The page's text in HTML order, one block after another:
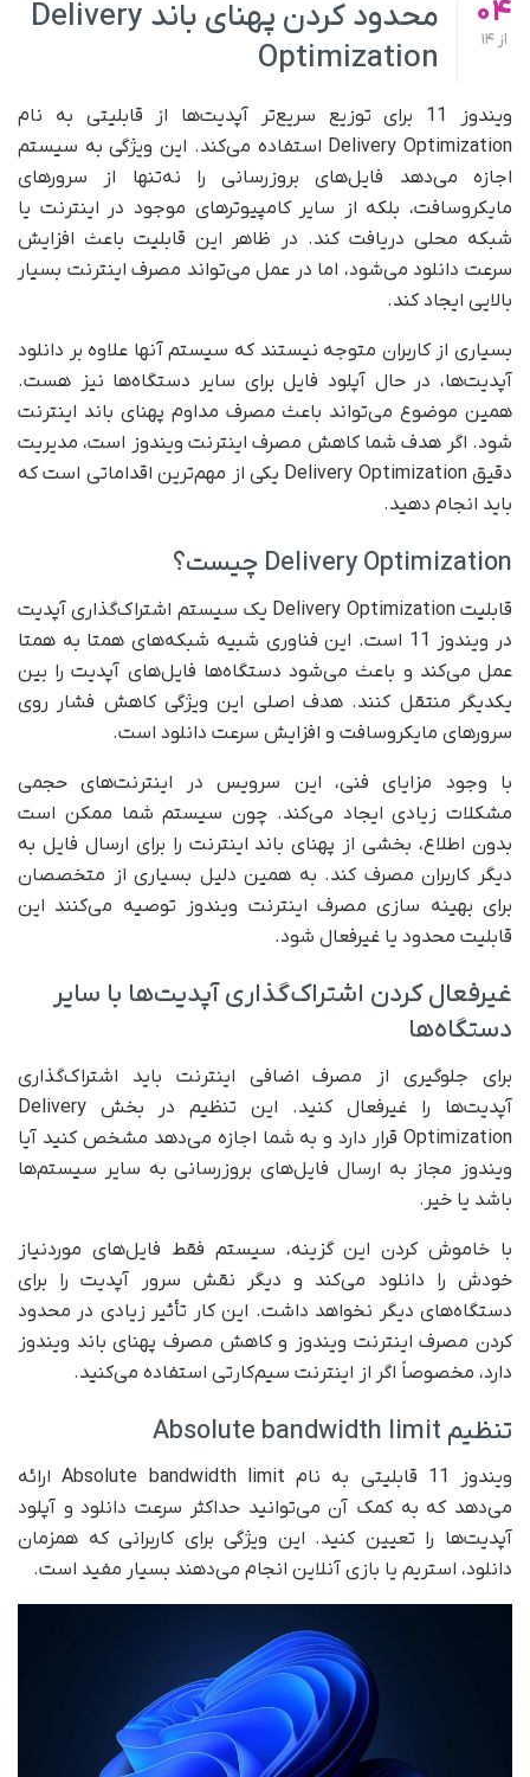
04
از 14
محدود کردن پهنای باند Delivery
Optimization
ویندوز 11 برای توزیع سریع‌تر آپدیت‌ها از قابلیتی به نام
Delivery Optimization استفاده می‌کند. این ویژگی به سیستم
اجازه می‌دهد فایل‌های بروزرسانی را نه‌تنها از سرورهای
مایکروسافت، بلکه از سایر کامپیوترهای موجود در اینترنت یا
شبکه محلی دریافت کند. در ظاهر این قابلیت باعث افزایش
سرعت دانلود می‌شود، اما در عمل می‌تواند مصرف اینترنت بسیار
بالایی ایجاد کند.
بسیاری از کاربران متوجه نیستند که سیستم آنها علاوه بر دانلود
آپدیت‌ها، در حال آپلود فایل برای سایر دستگاه‌ها نیز هست.
همین موضوع می‌تواند باعث مصرف مداوم پهنای باند اینترنت
شود. اگر هدف شما کاهش مصرف اینترنت ویندوز است، مدیریت
دقیق Delivery Optimization یکی از مهم‌ترین اقداماتی است که
باید انجام دهید.
Delivery Optimization چیست؟
قابلیت Delivery Optimization یک سیستم اشتراک‌گذاری آپدیت
در ویندوز 11 است. این فناوری شبیه شبکه‌های همتا به همتا
عمل می‌کند و باعث می‌شود دستگاه‌ها فایل‌های آپدیت را بین
یکدیگر منتقل کنند. هدف اصلی این ویژگی کاهش فشار روی
سرورهای مایکروسافت و افزایش سرعت دانلود است.
با وجود مزایای فنی، این سرویس در اینترنت‌های حجمی
مشکلات زیادی ایجاد می‌کند. چون سیستم شما ممکن است
بدون اطلاع، بخشی از پهنای باند اینترنت را برای ارسال فایل به
دیگر کاربران مصرف کند. به همین دلیل بسیاری از متخصصان
برای بهینه سازی مصرف اینترنت ویندوز توصیه می‌کنند این
قابلیت محدود یا غیرفعال شود.
غیرفعال کردن اشتراک‌گذاری آپدیت‌ها با سایر
دستگاه‌ها
برای جلوگیری از مصرف اضافی اینترنت باید اشتراک‌گذاری
آپدیت‌ها را غیرفعال کنید. این تنظیم در بخش Delivery
Optimization قرار دارد و به شما اجازه می‌دهد مشخص کنید آیا
ویندوز مجاز به ارسال فایل‌های بروزرسانی به سایر سیستم‌ها
باشد یا خیر.
با خاموش کردن این گزینه، سیستم فقط فایل‌های موردنیاز
خودش را دانلود می‌کند و دیگر نقش سرور آپدیت را برای
دستگاه‌های دیگر نخواهد داشت. این کار تأثیر زیادی در محدود
کردن مصرف اینترنت ویندوز و کاهش مصرف پهنای باند ویندوز
دارد، مخصوصاً اگر از اینترنت سیم‌کارتی استفاده می‌کنید.
تنظیم Absolute bandwidth limit
ویندوز 11 قابلیتی به نام Absolute bandwidth limit ارائه
می‌دهد که به کمک آن می‌توانید حداکثر سرعت دانلود و آپلود
آپدیت‌ها را تعیین کنید. این ویژگی برای کاربرانی که همزمان
دانلود، استریم یا بازی آنلاین انجام می‌دهند بسیار مفید است.